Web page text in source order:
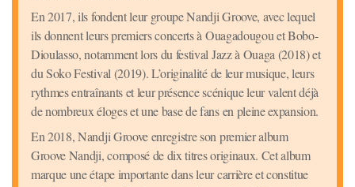
En 2017, ils fondent leur groupe Nandji Groove, avec lequel
ils donnent leurs premiers concerts à Ouagadougou et Bobo-
Dioulasso, notamment lors du festival Jazz à Ouaga (2018) et
du Soko Festival (2019). L’originalité de leur musique, leurs
rythmes entraînants et leur présence scénique leur valent déjà
de nombreux éloges et une base de fans en pleine expansion.
En 2018, Nandji Groove enregistre son premier album
Groove Nandji, composé de dix titres originaux. Cet album
marque une étape importante dans leur carrière et constitue